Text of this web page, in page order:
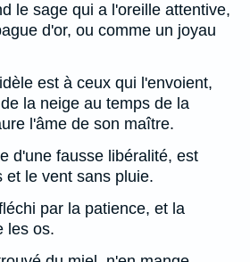
le sage qui a l'oreille attentive,
d'or, ou comme un joyau
est à ceux qui l'envoient,
la neige au temps de la
l'âme de son maître.
d'une fausse libéralité, est
et le vent sans pluie.
par la patience, et la
les os.